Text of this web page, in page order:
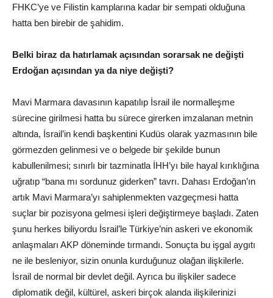
FHKC’ye ve Filistin kamplarına kadar bir sempati olduğuna
hatta ben birebir de şahidim.
Belki biraz da hatırlamak açısından sorarsak ne değişti
Erdoğan açısından ya da niye değişti?
Mavi Marmara davasının kapatılıp İsrail ile normalleşme
sürecine girilmesi hatta bu sürece girerken imzalanan metnin
altında, İsrail’in kendi başkentini Kudüs olarak yazmasının bile
görmezden gelinmesi ve o belgede bir şekilde bunun
kabullenilmesi; sınırlı bir tazminatla İHH’yı bile hayal kırıklığına
uğratıp “bana mı sordunuz giderken” tavrı. Dahası Erdoğan’ın
artık Mavi Marmara’yı sahiplenmekten vazgeçmesi hatta
suçlar bir pozisyona gelmesi işleri değiştirmeye başladı. Zaten
şunu herkes biliyordu İsrail’le Türkiye’nin askeri ve ekonomik
anlaşmaları AKP döneminde tırmandı. Sonuçta bu işgal aygıtı
ne ile besleniyor, sizin onunla kurduğunuz olağan ilişkilerle.
İsrail de normal bir devlet değil. Ayrıca bu ilişkiler sadece
diplomatik değil, kültürel, askeri birçok alanda ilişkilerinizi